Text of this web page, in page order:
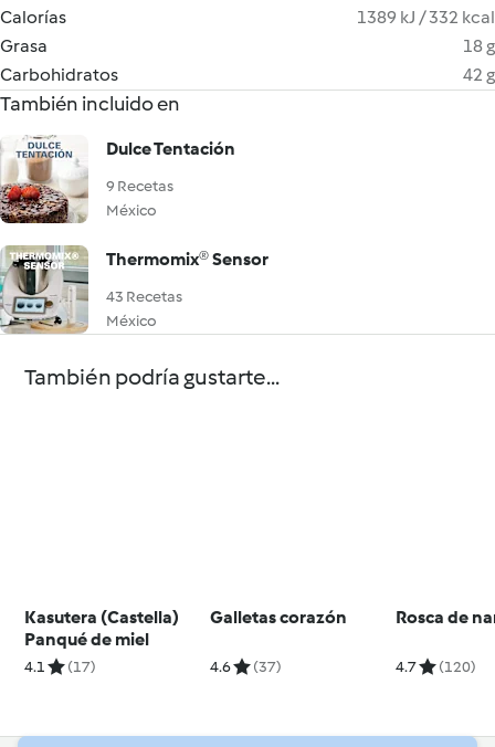
Calorías
1389 kJ / 332 kcal
Grasa
18 g
Carbohidratos
42 g
También incluido en
Dulce Tentación
9 Recetas
México
Thermomix® Sensor
43 Recetas
México
También podría gustarte...
Kasutera (Castella)
Panqué de miel
4.1 (17)
Galletas corazón
4.6 (37)
Rosca de
4.7 (120)